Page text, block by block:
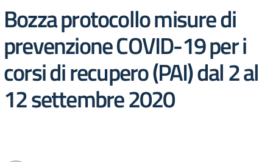
Bozza protocollo misure di
prevenzione COVID-19 per i
corsi di recupero (PAI) dal 2 al
12 settembre 2020